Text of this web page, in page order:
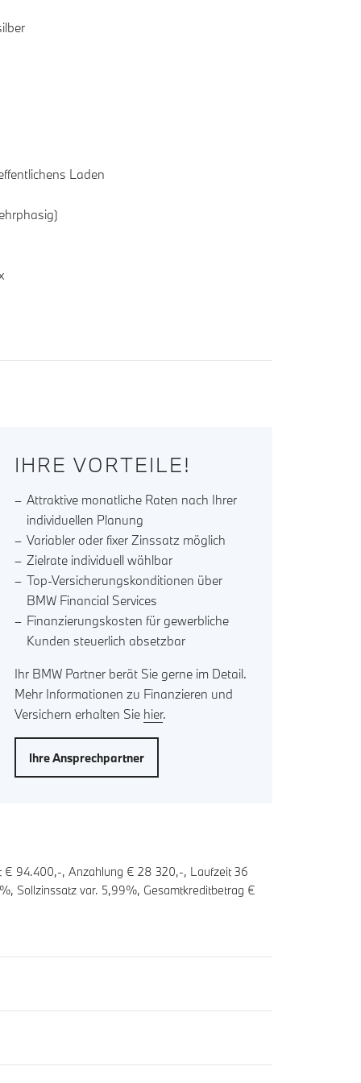
Laden
€ 94.400,-, Anzahlung € 28 320,-, Laufzeit36
%, Sollzinssatz var. 5,99%, Gesamtkreditbetrag €
IHRE VORTEILE!
Attraktive monatliche Raten nach Ihrer
individuellen Planung
Variabler oder fixer Zinssatz möglich
Zielrate individuell wählbar
Top-Versicherungskonditionen über
BMW Financial Services
Finanzierungskosten für gewerbliche
Kunden steuerlich absetzbar
Ihr BMW Partner berät Sie gerne im Detail.
Mehr Informationen zu Finanzieren und
Versichern erhalten Sie hier.
Ihre Ansprechpartner